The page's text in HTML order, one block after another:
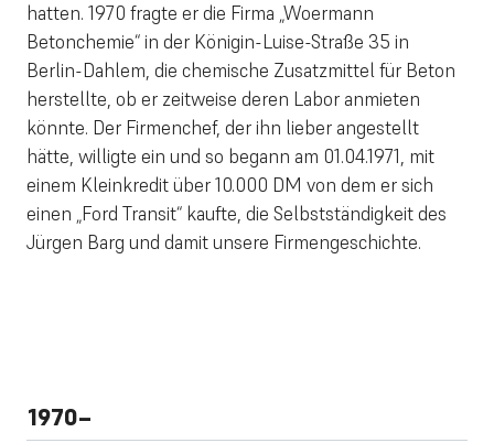
hatten. 1970 fragte er die Firma „Woermann
Betonchemie“ in der Königin-Luise-Straße 35 in
Berlin-Dahlem, die chemische Zusatzmittel für Beton
herstellte, ob er zeitweise deren Labor anmieten
könnte. Der Firmenchef, der ihn lieber angestellt
hätte, willigte ein und so begann am 01.04.1971, mit
einem Kleinkredit über 10.000 DM von dem er sich
einen „Ford Transit“ kaufte, die Selbstständigkeit des
Jürgen Barg und damit unsere Firmengeschichte.
1970